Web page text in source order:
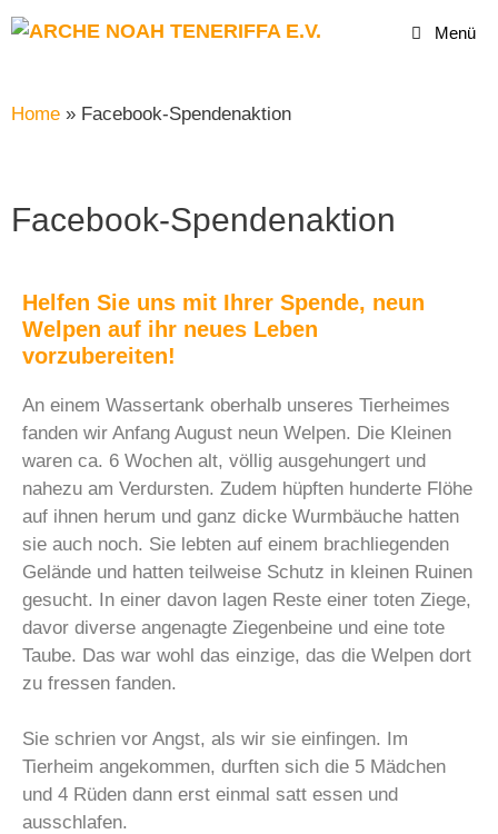
Menü
Home » Facebook-Spendenaktion
Facebook-Spendenaktion
Helfen Sie uns mit Ihrer Spende, neun
Welpen auf ihr neues Leben
vorzubereiten!
An einem Wassertank oberhalb unseres Tierheimes
fanden wir Anfang August neun Welpen. Die Kleinen
waren ca. 6 Wochen alt, völlig ausgehungert und
nahezu am Verdursten. Zudem hüpften hunderte Flöhe
auf ihnen herum und ganz dicke Wurmbäuche hatten
sie auch noch. Sie lebten auf einem brachliegenden
Gelände und hatten teilweise Schutz in kleinen Ruinen
gesucht. In einer davon lagen Reste einer toten Ziege,
davor diverse angenagte Ziegenbeine und eine tote
Taube. Das war wohl das einzige, das die Welpen dort
zu fressen fanden.
Sie schrien vor Angst, als wir sie einfingen. Im
Tierheim angekommen, durften sich die 5 Mädchen
und 4 Rüden dann erst einmal satt essen und
ausschlafen.